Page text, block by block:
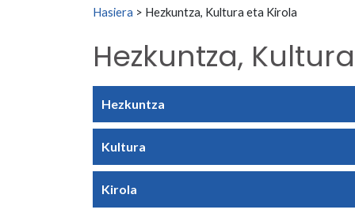
Search for:
Hasiera > Hezkuntza, Kultura eta Kirola
Hezkuntza,
Hezkuntza
Kultura
Kirola